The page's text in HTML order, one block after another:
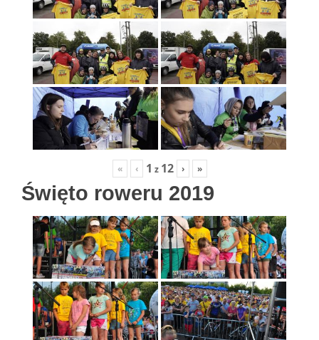
« ‹ 1 z 12 › »
Święto roweru 2019